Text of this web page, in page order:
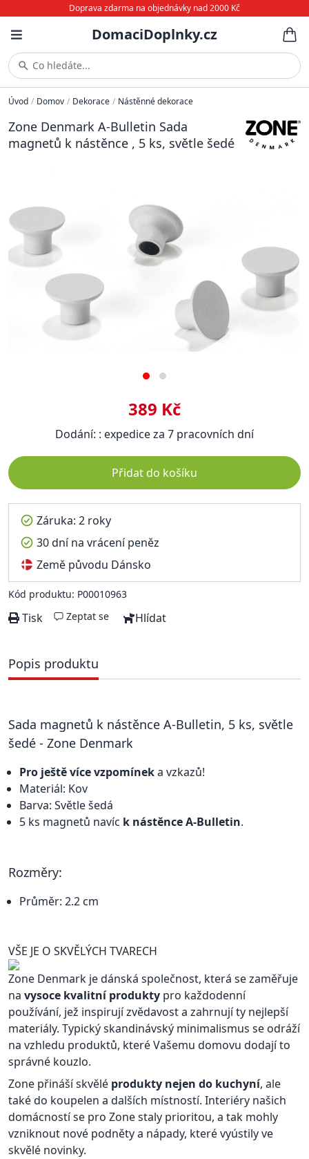
Doprava zdarma na objednávky nad 2000 Kč
DomaciDoplnky.cz
Co hledáte...
Úvod / Domov / Dekorace / Nástěnné dekorace
Zone Denmark A-Bulletin Sada
magnetů k nástěnce , 5 ks, světle šedé
389 Kč
Dodání: : expedice za 7 pracovních dní
Přidat do košíku
Záruka: 2 roky
30 dní na vrácení peněz
Země původu Dánsko
Kód produktu: P00010963
Tisk Zeptat se Hlídat
Popis produktu
Sada magnetů k nástěnce A-Bulletin, 5 ks, světle
šedé - Zone Denmark
Pro ještě více vzpomíneka vzkazů!
Materiál: Kov
Barva: Světle šedá
5 ks magnetů navíc k nástěnce A-Bulletin.
Rozměry:
Průměr: 2.2 cm
VŠE JE O SKVĚLÝCH TVARECH
Zone Denmark je dánská společnost, která se zaměřuje
na vysoce kvalitní produkty pro každodenní
používání, jež inspirují zvědavost a zahrnují ty nejlepší
materiály. Typický skandinávský minimalismus se odráží
na vzhledu produktů, které Vašemu domovu dodají to
správné kouzlo.
Zone přináší skvělé produkty nejen do kuchyní, ale
také do koupelen a dalších místností. Interiéry našich
domácností se pro Zone staly prioritou, a tak mohly
vzniknout nové podněty a nápady, které vyústily ve
skvělé novinky.